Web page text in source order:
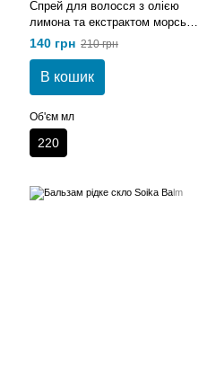
Спрей для волосся з олією
лимона та екстрактом морської
солі Bogenia Lemon Oil Sea
Salt Extract Hair Spray 220 мл
140 грн 210 грн
В кошик
Об'єм мл
220